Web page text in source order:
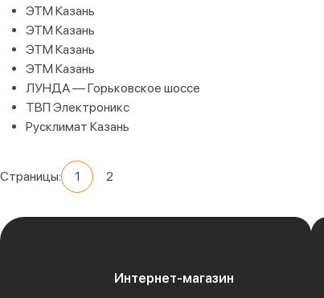
ЭТМ Казань
ЭТМ Казань
ЭТМ Казань
ЭТМ Казань
ЛУНДА — Горьковское шоссе
ТВП Электроникс
Русклимат Казань
Страницы: 1 2
Интернет-магазин